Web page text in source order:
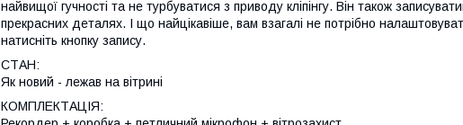
найвищої гучності та не турбуватися з приводу кліпінгу. Він також
прекрасних деталях. І що найцікавіше, вам взагалі не потрібно
натисніть кнопку запису.
СТАН:
Як новий - лежав на вітрині
КОМПЛЕКТАЦІЯ: